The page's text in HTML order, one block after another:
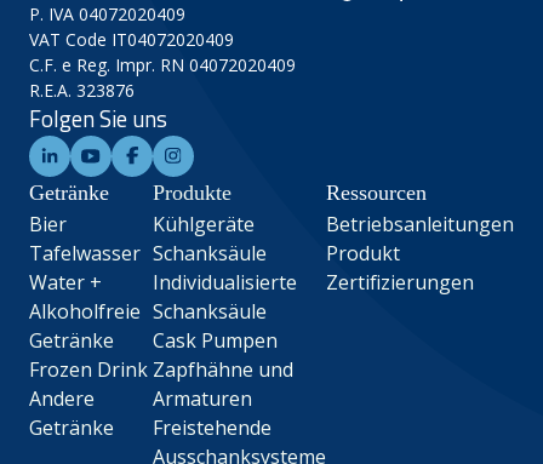
P. IVA 04072020409
VAT Code IT04072020409
C.F. e Reg. Impr. RN 04072020409
R.E.A. 323876
Folgen Sie uns
Getränke
Bier
Tafelwasser
Water +
Alkoholfreie
Getränke
Frozen Drink
Andere
Getränke
Produkte
Kühlgeräte
Schanksäule
Individualisierte
Schanksäule
Cask Pumpen
Zapfhähne und
Armaturen
Freistehende
Ausschanksysteme
Ressourcen
Betriebsanleitungen
Produkt
Zertifizierungen